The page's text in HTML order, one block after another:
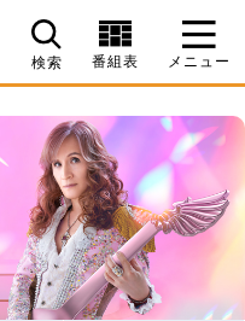
検索 番組表 メニュー